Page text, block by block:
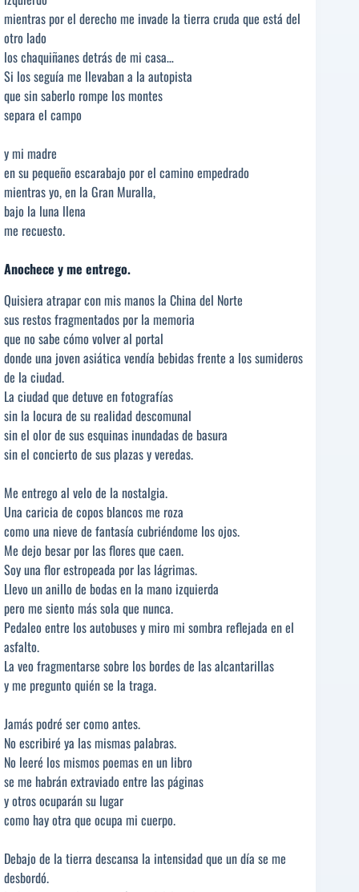
mientras por el derecho me invade la tierra cruda que está del
otro lado
los chaquiñanes detrás de mi casa…
Si los seguía me llevaban a la autopista
que sin saberlo rompe los montes
separa el campo
y mi madre
en su pequeño escarabajo por el camino empedrado
mientras yo, en la Gran Muralla,
bajo la luna llena
me recuesto.
Anochece y me entrego.
Quisiera atrapar con mis manos la China del Norte
sus restos fragmentados por la memoria
que no sabe cómo volver al portal
donde una joven asiática vendía bebidas frente a los sumideros
de la ciudad.
La ciudad que detuve en fotografías
sin la locura de su realidad descomunal
sin el olor de sus esquinas inundadas de basura
sin el concierto de sus plazas y veredas.
Me entrego al velo de la nostalgia.
Una caricia de copos blancos me roza
como una nieve de fantasía cubriéndome los ojos.
Me dejo besar por las flores que caen.
Soy una flor estropeada por las lágrimas.
Llevo un anillo de bodas en la mano izquierda
pero me siento más sola que nunca.
Pedaleo entre los autobuses y miro mi sombra reflejada en el
asfalto.
La veo fragmentarse sobre los bordes de las alcantarillas
y me pregunto quién se la traga.
Jamás podré ser como antes.
No escribiré ya las mismas palabras.
No leeré los mismos poemas en un libro
se me habrán extraviado entre las páginas
y otros ocuparán su lugar
como hay otra que ocupa mi cuerpo.
Debajo de la tierra descansa la intensidad que un día se me
desbordó.